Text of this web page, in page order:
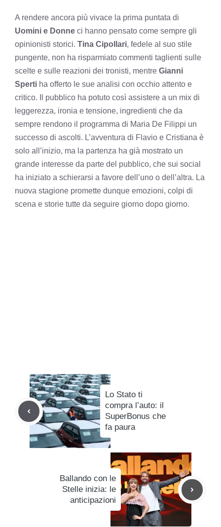
A rendere ancora più vivace la prima puntata di
Uomini e Donne ci hanno pensato come sempre gli
opinionisti storici. Tina Cipollari, fedele al suo stile
pungente, non ha risparmiato commenti taglienti sulle
scelte e sulle reazioni dei tronisti, mentre Gianni
Sperti ha offerto le sue analisi con occhio attento e
critico. Il pubblico ha potuto così assistere a un mix di
leggerezza, ironia e tensione, ingredienti che da
sempre rendono il programma di Maria De Filippi un
successo di ascolti. L’avventura di Flavio e Cristiana è
solo all’inizio, ma la partenza ha già mostrato un
grande interesse da parte del pubblico, che sui social
ha iniziato a schierarsi a favore dell’uno o dell’altra. La
nuova stagione promette dunque emozioni, colpi di
scena e storie tutte da seguire giorno dopo giorno.
Lo Stato ti
compra l’auto: il
SuperBonus che
fa paura
Ballando con le
Stelle inizia: le
anticipazioni